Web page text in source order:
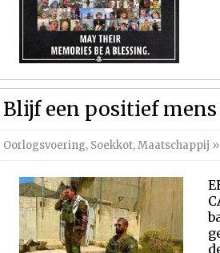
Blijf een positief
Oorlogsvoering, Soekkot,Maatschappij »